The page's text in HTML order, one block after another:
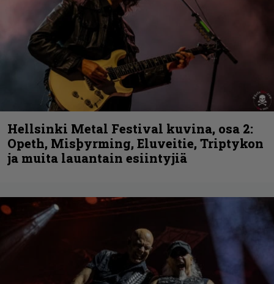
Hellsinki Metal Festival kuvina, osa 2:
Opeth, Misþyrming, Eluveitie, Triptykon
ja muita lauantain esiintyjiä